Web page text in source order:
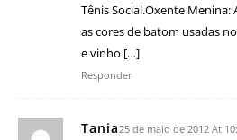
Tênis Social.Oxente
as cores de batom usadas
e vinho […]
Responder
Tania 25 de maio de 2012 At